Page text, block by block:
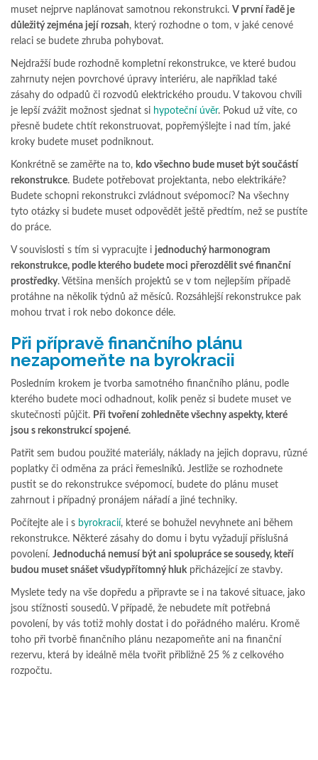
muset nejprve naplánovat samotnou rekonstrukci. V první řadě je
důležitý zejména její rozsah, který rozhodne o tom, v jaké cenové
relaci se budete zhruba pohybovat.
Nejdražší bude rozhodně kompletní rekonstrukce, ve které budou
zahrnuty nejen povrchové úpravy interiéru, ale například také
zásahy do odpadů či rozvodů elektrického proudu. V takovou chvíli
je lepší zvážit možnost sjednat si hypoteční úvěr. Pokud už víte, co
přesně budete chtít rekonstruovat, popřemýšlejte i nad tím, jaké
kroky budete muset podniknout.
Konkrétně se zaměřte na to, kdo všechno bude muset být součástí
rekonstrukce. Budete potřebovat projektanta, nebo elektrikáře?
Budete schopni rekonstrukci zvládnout svépomocí? Na všechny
tyto otázky si budete muset odpovědět ještě předtím, než se pustíte
do práce.
V souvislosti s tím si vypracujte i jednoduchý harmonogram
rekonstrukce, podle kterého budete moci přerozdělit své finanční
prostředky. Většina menších projektů se v tom nejlepším případě
protáhne na několik týdnů až měsíců. Rozsáhlejší rekonstrukce pak
mohou trvat i rok nebo dokonce déle.
Při přípravě finančního plánu
nezapomeňte na byrokracii
Posledním krokem je tvorba samotného finančního plánu, podle
kterého budete moci odhadnout, kolik peněz si budete muset ve
skutečnosti půjčit. Při tvoření zohledněte všechny aspekty, které
jsou s rekonstrukcí spojené.
Patřit sem budou použité materiály, náklady na jejich dopravu, různé
poplatky či odměna za práci řemeslníků. Jestliže se rozhodnete
pustit se do rekonstrukce svépomocí, budete do plánu muset
zahrnout i případný pronájem nářadí a jiné techniky.
Počítejte ale i s byrokracií, které se bohužel nevyhnete ani během
rekonstrukce. Některé zásahy do domu i bytu vyžadují příslušná
povolení. Jednoduchá nemusí být ani spolupráce se sousedy, kteří
budou muset snášet všudypřítomný hluk přicházející ze stavby.
Myslete tedy na vše dopředu a připravte se i na takové situace, jako
jsou stížnosti sousedů. V případě, že nebudete mít potřebná
povolení, by vás totiž mohly dostat i do pořádného maléru. Kromě
toho při tvorbě finančního plánu nezapomeňte ani na finanční
rezervu, která by ideálně měla tvořit přibližně 25 % z celkového
rozpočtu.